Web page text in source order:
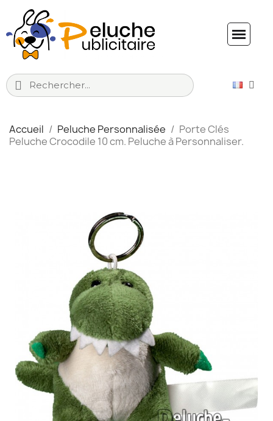
Accueil Peluche Personnalisée
Porte Clés
Peluche Crocodile 10 cm. Peluche à Personnaliser.